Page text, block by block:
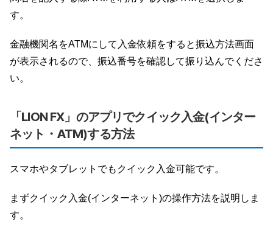
す。
金融機関名をATMにして入金依頼をすると振込方法画面
が表示されるので、振込番号を確認して振り込んでくださ
い。
「LION FX」のアプリでクイック入金(インター
ネット・ATM)する方法
スマホやタブレットでもクイック入金可能です。
まずクイック入金(インターネット)の操作方法を説明しま
す。